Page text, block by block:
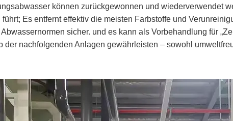
können zurückgewonnen und wiederverwendet
führt; Es entfernt effektiv die meisten Farbstoffe und
sicher. und es kann als Vorbehandlung für
der nachfolgenden Anlagen gewährleisten – sowohl